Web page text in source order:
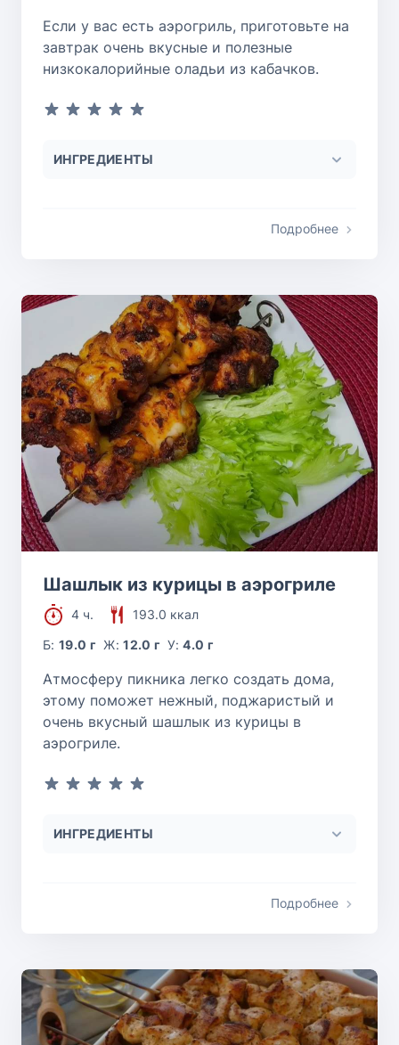
Если у вас есть аэрогриль, приготовьте на
завтрак очень вкусные и полезные
низкокалорийные оладьи из кабачков.
ИНГРЕДИЕНТЫ
Подробнее
Шашлык из курицы в аэрогриле
4 ч.
193.0 ккал
Б:19.0 г Ж:12.0 г У:4.0 г
Атмосферу пикника легко создать дома,
этому поможет нежный, поджаристый и
очень вкусный шашлык из курицы в
аэрогриле.
ИНГРЕДИЕНТЫ
Подробнее